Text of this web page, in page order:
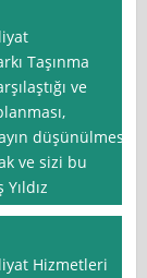
Taşınma
ve
düşünülmesi
ve sizi bu
Hizmetleri